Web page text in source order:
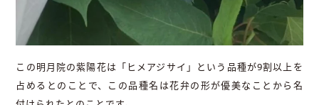
この明月院の紫陽花は「ヒメアジサイ」という品種が9割以上を
占めるとのことで、この品種名は花弁の形が優美なことから名